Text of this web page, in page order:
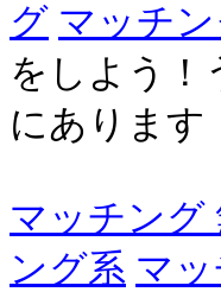
グ マッチ
をしよう！
にあります
マッチング
ング系 マッ